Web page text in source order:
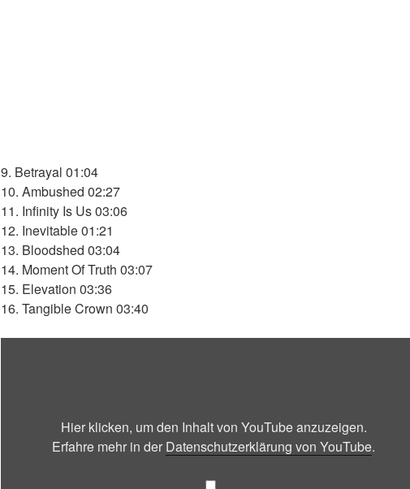
9. Betrayal 01:04
10. Ambushed 02:27
11. Infinity Is Us 03:06
12. Inevitable 01:21
13. Bloodshed 03:04
14. Moment Of Truth 03:07
15. Elevation 03:36
16. Tangible Crown 03:40
YouTube
Hier klicken, um den Inhalt von YouTube anzuzeigen.
Erfahre mehr in der Datenschutzerklärung von YouTube.